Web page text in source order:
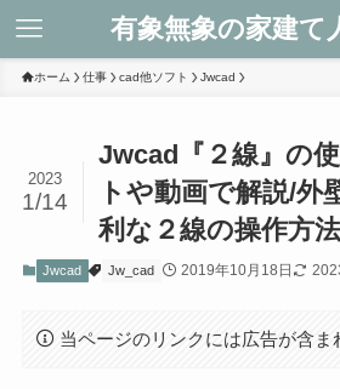
有象無象の家建て
ホーム 仕事 cad他ソフト Jwcad
Jwcad『２線』の
トや動画で解説/外
利な２線の操作方
2023
1/14
Jwcad Jw_cad 2019年10月18日
当ページのリンクには広告が含ま